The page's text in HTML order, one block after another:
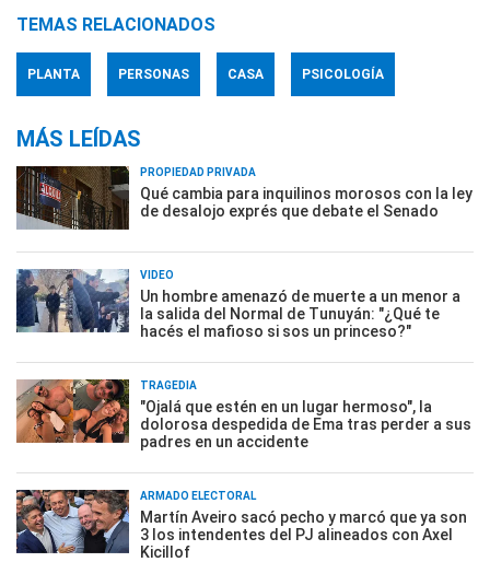
TEMAS RELACIONADOS
PLANTA PERSONAS CASA PSICOLOGÍA
MÁS LEÍDAS
PROPIEDAD PRIVADA
Qué cambia para inquilinos morosos con la ley
de desalojo exprés que debate el Senado
VIDEO
Un hombre amenazó de muerte a un menor a
la salida del Normal de Tunuyán: "¿Qué te
hacés el mafioso si sos un princeso?"
TRAGEDIA
"Ojalá que estén en un lugar hermoso", la
dolorosa despedida de Ema tras perder a sus
padres en un accidente
ARMADO ELECTORAL
Martín Aveiro sacó pecho y marcó que ya son
3 los intendentes del PJ alineados con Axel
Kicillof